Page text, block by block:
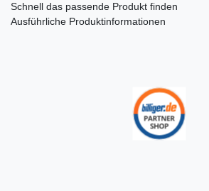
Schnell das passende Produkt finden
Ausführliche Produktinformationen